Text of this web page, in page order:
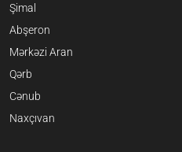
Şimal
Abşeron
Mərkəzi Aran
Qərb
Cənub
Naxçıvan